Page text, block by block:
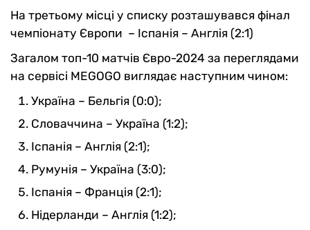
На третьому місці у списку розташувався фінал
чемпіонату Європи – Іспанія – Англія (2:1)
Загалом топ-10 матчів Євро-2024 за переглядами
на сервісі MEGOGO виглядає наступним чином:
Україна – Бельгія (0:0);
Словаччина – Україна (1:2);
Іспанія – Англія (2:1);
Румунія – Україна (3:0);
Іспанія – Франція (2:1);
Нідерланди – Англія (1:2);